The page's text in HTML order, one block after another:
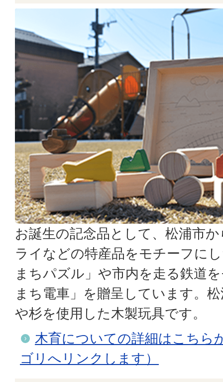
お誕生の記念品として、松浦市
ライなどの特産品をモチーフに
まちパズル」や市内を走る鉄道
まち電車」を贈呈しています。
や杉を使用した木製玩具です。
木育についての詳細はこちら
ゴリへリンクします）